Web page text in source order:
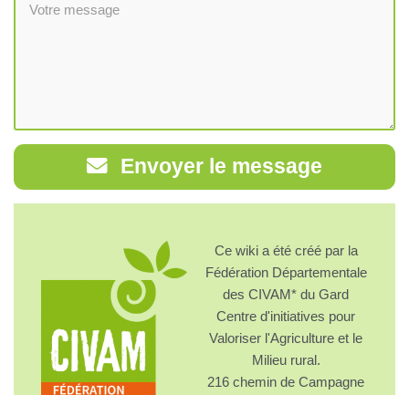
Envoyer le message
Ce wiki a été créé par la
Fédération Départementale
des CIVAM* du Gard
Centre d'initiatives pour
Valoriser l'Agriculture et le
Milieu rural.
216 chemin de Campagne